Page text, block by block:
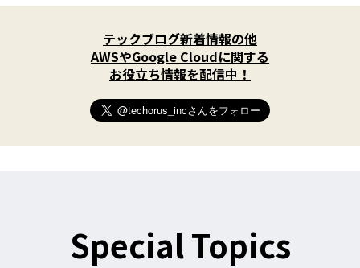
X
T
w
i
t
t
e
r
)
す
る
テックブログ新着情報の他
AWSやGoogle Cloudに関する
お役立ち情報を配信中！
Special Topics